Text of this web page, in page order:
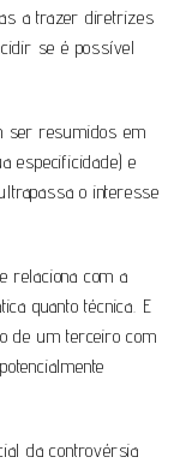
a trazer diretrizes
se é possível
ser resumidos em
especificidade) e
o interesse
relaciona com a
quanto técnica. E
de um terceiro com
da controvérsia